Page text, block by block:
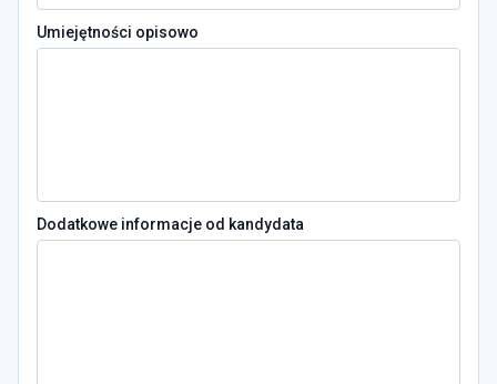
Umiejętności opisowo
Dodatkowe informacje od kandydata